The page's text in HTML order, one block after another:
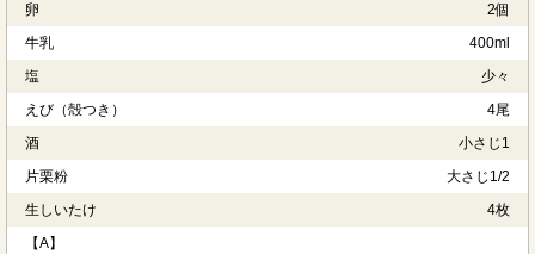
卵
2個
牛乳
400ml
塩
少々
えび（殻つき）
4尾
酒
小さじ1
片栗粉
大さじ1/2
生しいたけ
4枚
【A】